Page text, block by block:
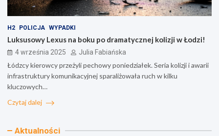
H2 POLICJA WYPADKI
Luksusowy Lexus na boku po dramatycznej kolizji w Łodzi!
4 września 2025 Julia Fabiańska
Łódzcy kierowcy przeżyli pechowy poniedziałek. Seria kolizji i awarii
infrastruktury komunikacyjnej sparaliżowała ruch w kilku
kluczowych…
Czytaj dalej
Aktualności